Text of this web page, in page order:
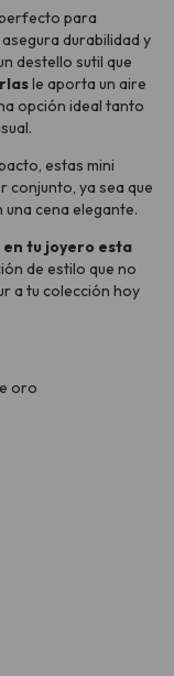
para
asegura durabilidad y
destello sutil que
le aporta un aire
opción ideal tanto
estas mini
conjunto, ya sea que
cena elegante.
tu joyero esta
de estilo que no
a tu colección hoy
oro